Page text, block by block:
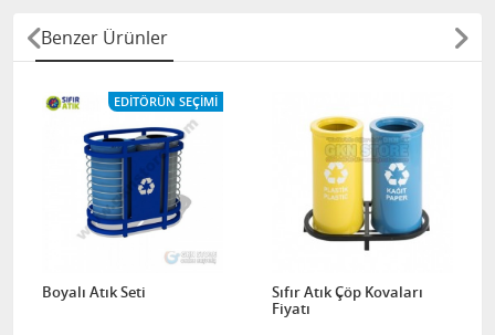
Benzer Ürünler
EDITÖRÜN SEÇIMI
Boyalı Atık Seti
Sıfır Atık Çöp Kovaları
Fiyatı